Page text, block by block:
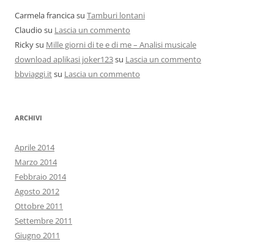
Carmela francicasu Tamburi lontani
Claudio su Lascia un commento
Rickysu Mille giorni di te e di me – Analisi musicale
download aplikasi joker123su Lascia un commento
bbviaggi.itsu Lascia un commento
ARCHIVI
Aprile 2014
Marzo 2014
Febbraio 2014
Agosto 2012
Ottobre 2011
Settembre 2011
Giugno 2011